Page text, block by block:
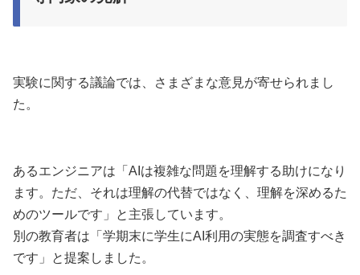
実験に関する議論では、さまざまな意見が寄せられまし
た。
あるエンジニアは「AIは複雑な問題を理解する助けになり
ます。ただ、それは理解の代替ではなく、理解を深めるた
めのツールです」と主張しています。
別の教育者は「学期末に学生にAI利用の実態を調査すべき
です」と提案しました。